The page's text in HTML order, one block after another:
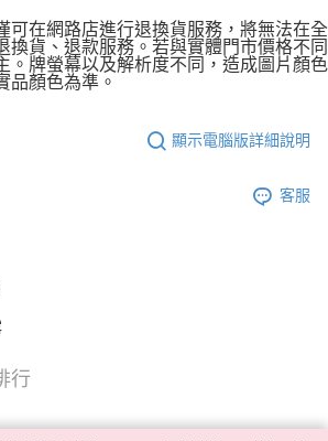
可在網路店進行退換貨服務，將無法在全
換貨、退款服務。若與實體門市價格不同
。牌螢幕以及解析度不同，造成圖片顏色
品顏色為準。
顯示電腦版詳細說明
客服
行